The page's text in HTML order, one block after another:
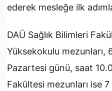
ederek mesleğe ilk
DAÜ Sağlık Bilimleri
Yüksekokulu mezunları,
Pazartesi günü, saat
Fakültesi mezunları ise